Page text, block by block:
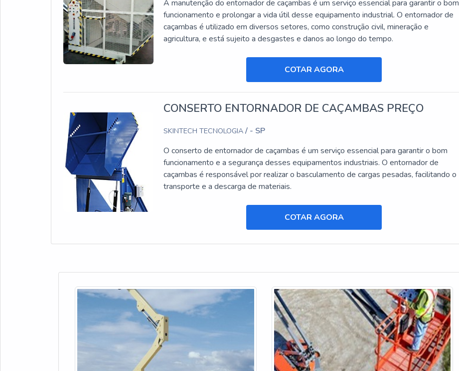
A manutenção do entornador de caçambas é um serviço essencial para garantir o bom
funcionamento e prolongar a vida útil desse equipamento industrial. O entornador de
caçambas é utilizado em diversos setores, como construção civil, mineração e
agricultura, e está sujeito a desgastes e danos ao longo do tempo.
COTAR AGORA
CONSERTO ENTORNADOR DE CAÇAMBAS PREÇO
SKINTECH TECNOLOGIA/ - SP
O conserto de entornador de caçambas é um serviço essencial para garantir o bom
funcionamento e a segurança desses equipamentos industriais. O entornador de
caçambas é responsável por realizar o basculamento de cargas pesadas, facilitando o
transporte e a descarga de materiais.
COTAR AGORA